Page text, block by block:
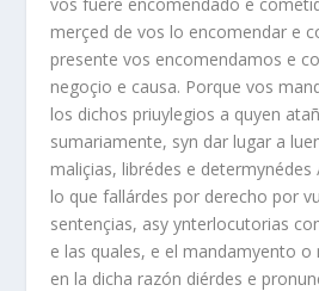
merçed de vos lo encomendar e
presente vos encomendamos e
negoçio e causa. Porque vos
los dichos priuylegios a quyen
sumariamente, syn dar lugar a
maliçias, librédes e determynédes
lo que fallárdes por derecho por
sentençias, asy ynterlocutorias
e las quales, e el mandamyento
en la dicha razón diérdes e